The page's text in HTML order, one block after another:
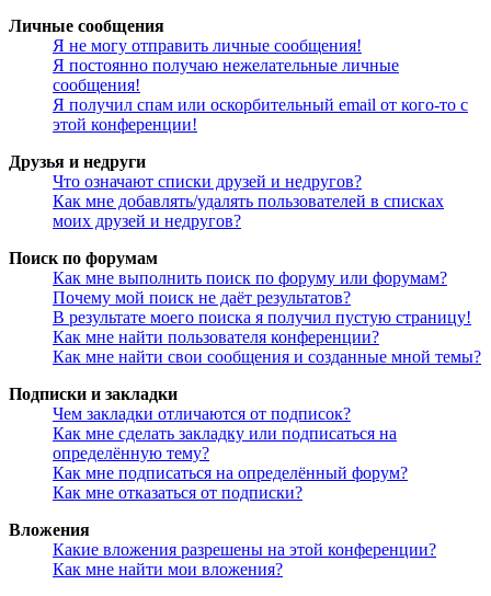
Личные сообщения
Я не могу отправить личные сообщения!
Я постоянно получаю нежелательные личные
сообщения!
Я получил спам или оскорбительный email от кого-то с
этой конференции!
Друзья и недруги
Что означают списки друзей и недругов?
Как мне добавлять/удалять пользователей в списках
моих друзей и недругов?
Поиск по форумам
Как мне выполнить поиск по форуму или форумам?
Почему мой поиск не даёт результатов?
В результате моего поиска я получил пустую страницу!
Как мне найти пользователя конференции?
Как мне найти свои сообщения и созданные мной темы?
Подписки и закладки
Чем закладки отличаются от подписок?
Как мне сделать закладку или подписаться на
определённую тему?
Как мне подписаться на определённый форум?
Как мне отказаться от подписки?
Вложения
Какие вложения разрешены на этой конференции?
Как мне найти мои вложения?